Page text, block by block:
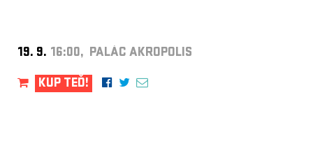
19. 9. 16:00, PALÁC AKROPOLIS
KUP TEĎ!